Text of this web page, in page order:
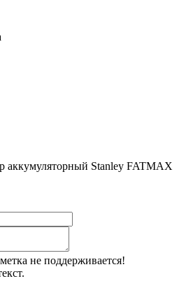
аккумуляторный Stanley FATMAX
не поддерживается!